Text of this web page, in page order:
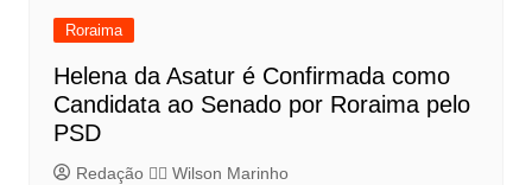
Roraima
Helena da Asatur é Confirmada como
Candidata ao Senado por Roraima pelo
PSD
Redação 👨‍⚖️​ Wilson Marinho